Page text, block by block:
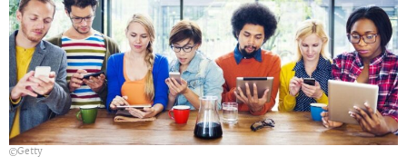
Getty